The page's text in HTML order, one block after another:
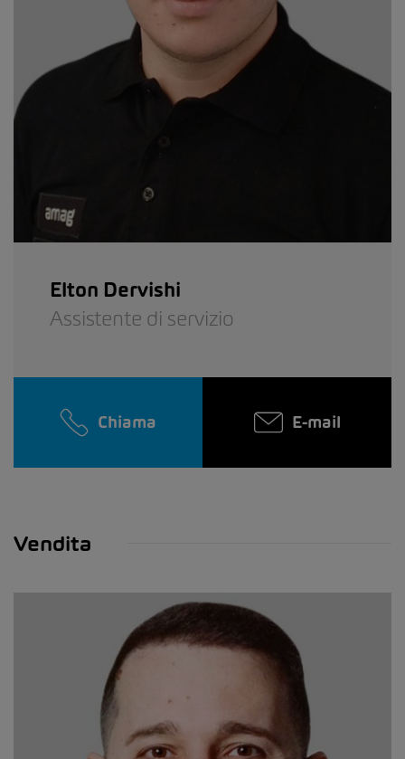
Elton Dervishi
Assistente di servizio
Chiama E-mail
Vendita